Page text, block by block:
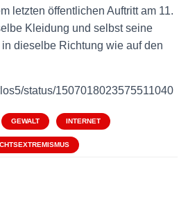
letzten öffentlichen Auftritt am 11.
Kleidung und selbst seine
dieselbe Richtung wie auf den
status/1507018023575511040
GEWALT INTERNET